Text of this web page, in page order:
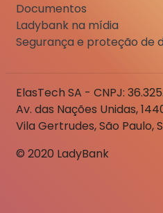
Documentos
Ladybank na mídia
Segurança e proteção de
ElasTech SA - CNPJ:
Av. das Nações Unidas,
Vila Gertrudes, São Paulo,
© 2020 LadyBank